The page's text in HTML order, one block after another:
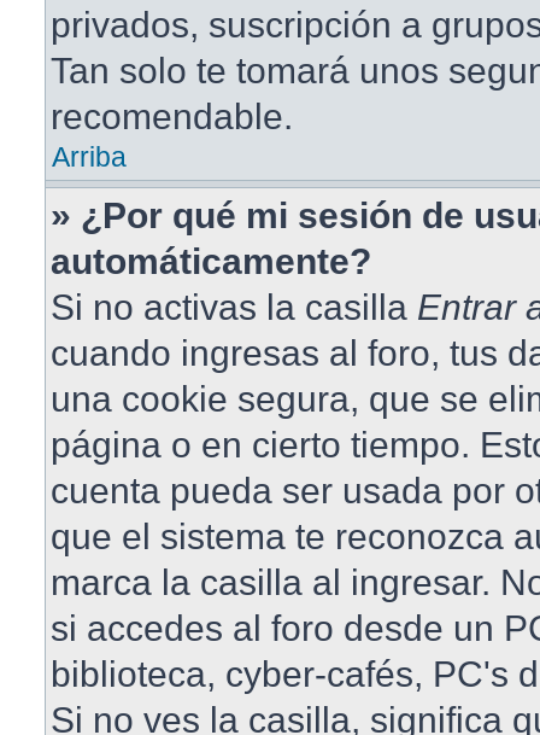
privados, suscripción a
Tan solo te tomará unos
recomendable.
Arriba
» ¿Por qué mi sesión de
automáticamente?
Si no activas la casilla Entrar
cuando ingresas al foro, tus
una cookie segura, que se
página o en cierto tiempo.
cuenta pueda ser usada por
que el sistema te reconozca
marca la casilla al ingresar.
si accedes al foro desde un
biblioteca, cyber-cafés, PC's
Si no ves la casilla, significa